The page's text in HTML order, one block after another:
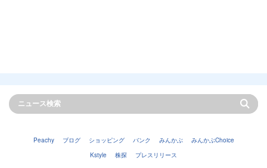
Peachy ブログ ショッピング バンク みんかぶ
みんかぶChoice
Kstyle
株探 プレスリリース